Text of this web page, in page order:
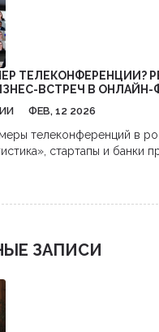
ТЕЛЕКОНФЕРЕНЦИИ?
ВСТРЕЧ В ОНЛАЙН-
ФЕВ, 12 2026
телеконференций в
стартапы и банки
ЗАПИСИ